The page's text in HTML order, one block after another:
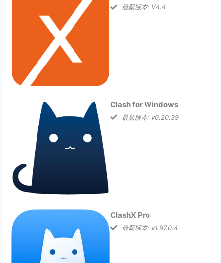
最新版本: V4.4
Clash for Windows
最新版本: v0.20.39
ClashX Pro
最新版本: v1.97.0.4